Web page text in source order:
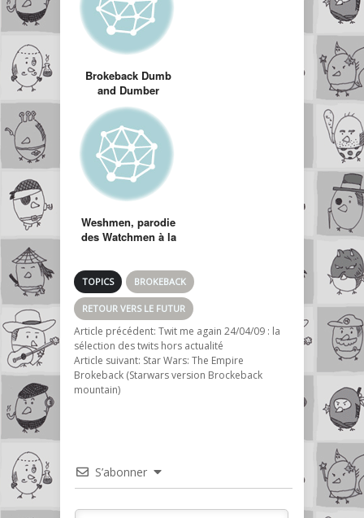
Brokeback Dumb
and Dumber
(Dumb and
Dumber version
Brokeback
mountain)
Weshmen, parodie
des Watchmen à la
TOPICS BROKEBACK
RETOUR VERS LE FUTUR
Article précédent: Twit me again 24/04/09 : la
sélection des twits hors actualité
Article suivant: Star Wars: The Empire
Brokeback (Starwars version Brockeback
mountain)
S’abonner